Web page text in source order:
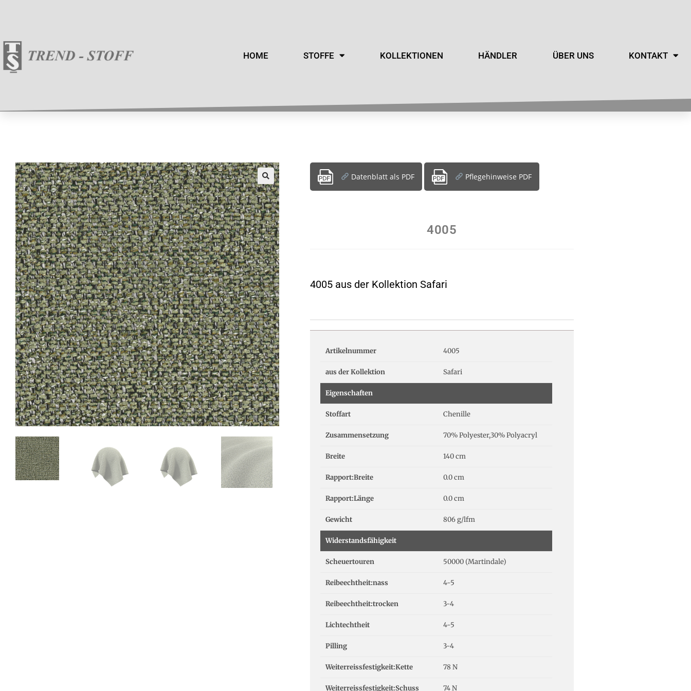
HOME STOFFE KOLLEKTIONEN HÄNDLER ÜBER UNS KONTAKT
Datenblatt als PDF Pflegehinweise PDF
4005
4005 aus der Kollektion Safari
Artikelnummer 4005
aus der Kollektion Safari
Eigenschaften
Stoffart Chenille
Zusammensetzung 70% Polyester,30% Polyacryl
Breite 140 cm
Rapport:Breite 0.0 cm
Rapport:Länge 0.0 cm
Gewicht 806 g/lfm
Widerstandsfähigkeit
Scheuertouren 50000 (Martindale)
Reibeechtheit:nass 4-5
Reibeechtheit:trocken 3-4
Lichtechtheit 4-5
Pilling 3-4
Weiterreissfestigkeit:Kette 78 N
Weiterreissfestigkeit:Schuss 74 N